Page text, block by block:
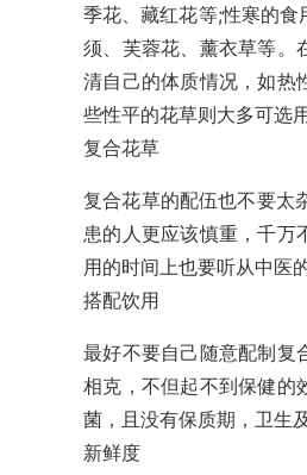
季花、藏红花等;性寒的
须、芙蓉花、薰衣草等。
清自己的体质情况，如热
些性平的花草则大多可选
复合花草
复合花草的配伍也不要太
患的人更应该慎重，千万
用的时间上也要听从中医
搭配饮用
最好不要自己随意配制复
相克，不但起不到保健的
菌，且没有保质期，卫生
新鲜度